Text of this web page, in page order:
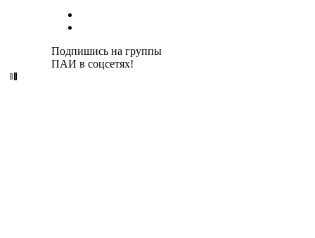
Подпишись на группы
ПАИ в соцсетях!